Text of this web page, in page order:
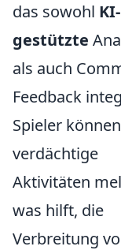
das sowohl KI-
gestützte
als auch
Feedback
Spieler können
verdächtige
Aktivitäten
was hilft, die
Verbreitung